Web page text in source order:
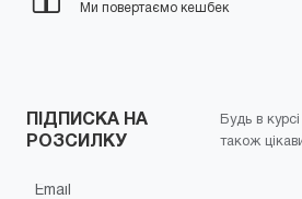
Ми повертаємо кешбек
ПІДПИСКА НА
РОЗСИЛКУ
Будь в
також